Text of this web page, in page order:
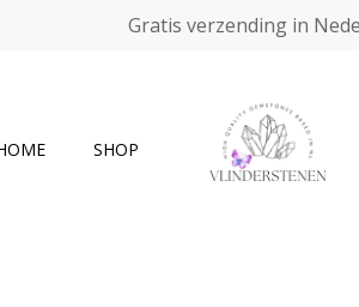
Gratis verzending in
SHOP